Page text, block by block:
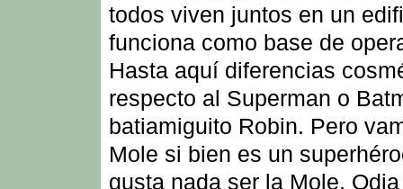
todos viven juntos en un
funciona como base de
Hasta aquí diferencias
respecto al Superman o
batiamiguito Robin. Pero
Mole si bien es un
gusta nada ser la Mole.